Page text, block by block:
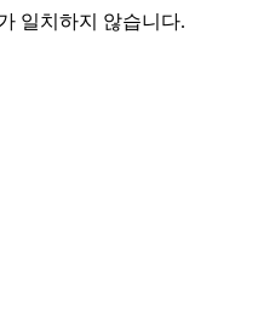
일치하지 않습니다.